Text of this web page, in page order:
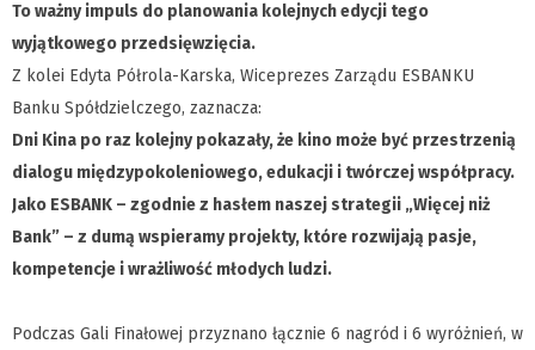
To ważny impuls do planowania kolejnych edycji tego
wyjątkowego przedsięwzięcia.
Z kolei Edyta Półrola-Karska, Wiceprezes Zarządu ESBANKU
Banku Spółdzielczego, zaznacza:
Dni Kina po raz kolejny pokazały, że kino może być przestrzenią
dialogu międzypokoleniowego, edukacji i twórczej współpracy.
Jako ESBANK – zgodnie z hasłem naszej strategii „Więcej niż
Bank” – z dumą wspieramy projekty, które rozwijają pasje,
kompetencje i wrażliwość młodych ludzi.
Podczas Gali Finałowej przyznano łącznie 6 nagród i 6 wyróżnień, w